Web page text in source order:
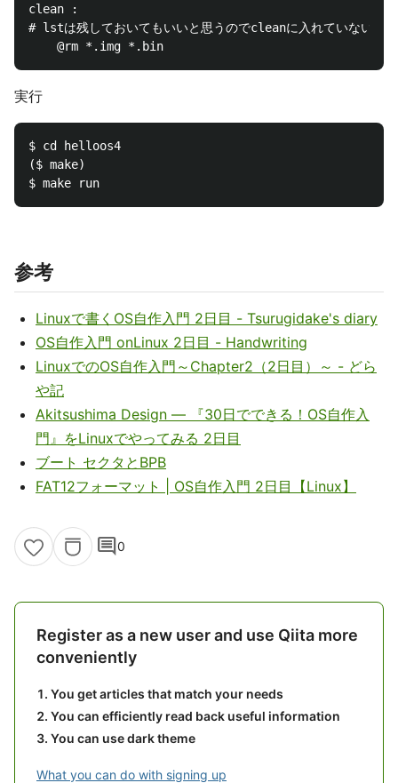
clean :
# lstは残しておいてもいいと思うのでcleanに入れていない
実行
$ cd helloos4
($ make)
参考
Linuxで書くOS自作入門 2日目 - Tsurugidake's diary
OS自作入門 onLinux 2日目 - Handwriting
LinuxでのOS自作入門～Chapter2（2日目）～ - どら
や記
Akitsushima Design — 『30日でできる！OS自作入
門』をLinuxでやってみる 2日目
ブート セクタとBPB
FAT12フォーマット | OS自作入門 2日目【Linux】
comment0
Register as a new user and use Qiita more
conveniently
You get articles that match your needs
You can efficiently read back useful information
You can use dark theme
What you can do with signing up